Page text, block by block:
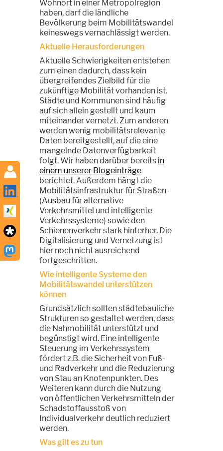
Wohnort in einer Metropolregion
haben, darf die ländliche
Bevölkerung beim Mobilitätswandel
keineswegs vernachlässigt werden.
Aktuelle Herausforderungen
Aktuelle Schwierigkeiten entstehen
zum einen dadurch, dass kein
übergreifendes Zielbild für die
zukünftige Mobilität vorhanden ist.
Städte und Kommunen sind häufig
auf sich allein gestellt und kaum
miteinander vernetzt. Zum anderen
werden wenig mobilitätsrelevante
Daten bereitgestellt, auf die eine
mangelnde Datenverfügbarkeit
folgt. Wir haben darüber bereits in
einem unserer Blogeinträge
berichtet. Außerdem hängt die
Mobilitätsinfrastruktur für Straßen-
(Ausbau für alternative
Verkehrsmittel und intelligente
Verkehrssysteme) sowie den
Schienenverkehr stark hinterher. Die
Digitalisierung und Vernetzung ist
hier noch nicht ausreichend
fortgeschritten.
Wie intelligente Systeme den
Mobilitätswandel unterstützen
können
Grundsätzlich sollten städtebauliche
Strukturen so gestaltet werden, dass
die Nahmobilität unterstützt und
begünstigt wird. Eine intelligente
Steuerung im Verkehrssystem
fördert z.B. die Sicherheit von Fuß-
und Radverkehr und die Reduzierung
von Stau an Knotenpunkten. Des
Weiteren kann durch die Nutzung
von öffentlichen Verkehrsmitteln der
Schadstoffausstoß von
Individualverkehr deutlich reduziert
werden.
Was gilt es zu tun